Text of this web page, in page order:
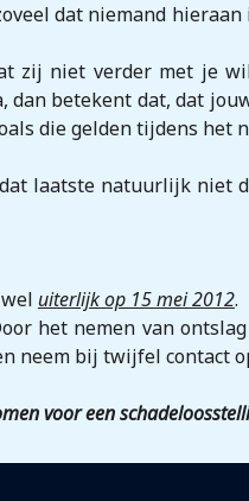
dat niemand
zij niet verder met je
betekent dat, dat
die gelden tijdens het
laatste natuurlijk niet
uiterlijk op 15 mei 2012.
het nemen van
neem bij twijfel contact
voor een